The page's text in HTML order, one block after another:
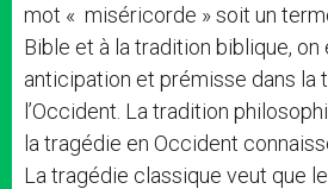
mot « miséricorde » soit un
Bible et à la tradition biblique,
anticipation et prémisse dans la
l’Occident. La tradition
la tragédie en Occident
La tragédie classique veut que